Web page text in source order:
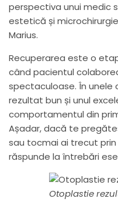
perspectiva unui medic
estetică și
Marius.
Recuperarea este o
când pacientul
spectaculoase. În unele
rezultat bun și unul
comportamentul din
Așadar, dacă te
sau tocmai ai trecut
răspunde la întrebări
Otoplastie